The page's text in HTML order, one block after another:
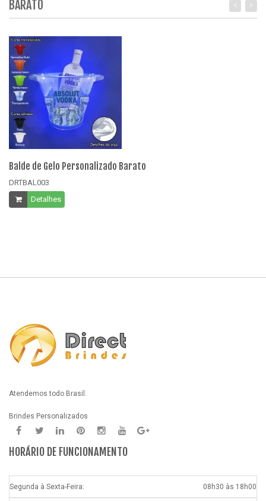
BARATO
Balde de Gelo Personalizado Barato
DRTBAL003
Detalhes
Atendemos todo Brasil.
Brindes Personalizados
HORÁRIO DE FUNCIONAMENTO
Segunda à Sexta-Feira: 08h30 às 18h00